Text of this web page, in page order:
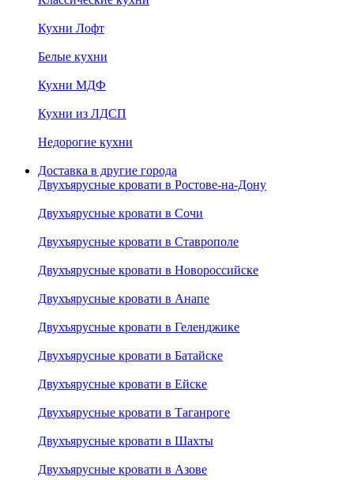
Кухни Лофт
Белые кухни
Кухни МДФ
Кухни из ЛДСП
Недорогие кухни
Доставка в другие города
Двухъярусные кровати в Ростове-на-Дону
Двухъярусные кровати в Сочи
Двухъярусные кровати в Ставрополе
Двухъярусные кровати в Новороссийске
Двухъярусные кровати в Анапе
Двухъярусные кровати в Геленджике
Двухъярусные кровати в Батайске
Двухъярусные кровати в Ейске
Двухъярусные кровати в Таганроге
Двухъярусные кровати в Шахты
Двухъярусные кровати в Азове